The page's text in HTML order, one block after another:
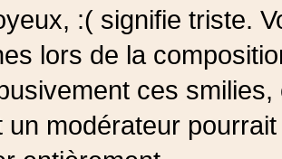
:( signifie triste.
lors de la
ces
un modérateur